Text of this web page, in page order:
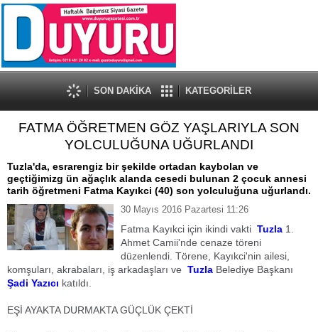
SON DAKİKA KATEGORİLER
FATMA ÖĞRETMEN GÖZ YAŞLARIYLA SON
YOLCULUĞUNA UĞURLANDI
Tuzla'da, esrarengiz bir şekilde ortadan kaybolan ve
geçtiğimizg ün ağaçlık alanda cesedi bulunan 2 çocuk annesi
tarih öğretmeni Fatma Kayıkci (40) son yolculuğuna uğurlandı.
30 Mayıs 2016 Pazartesi 11:26
Fatma Kayıkci için ikindi vakti Tuzla 1.
Ahmet Camii'nde cenaze töreni
düzenlendi. Törene, Kayıkci'nin ailesi,
komşuları, akrabaları, iş arkadaşları ve Tuzla Belediye Başkanı
Şadi Yazıcı katıldı.
EŞİ AYAKTA DURMAKTA GÜÇLÜK ÇEKTİ